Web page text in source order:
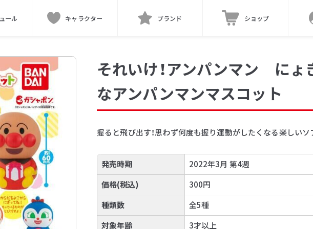
ール キャラクター ブランド ショップ
それいけ！アンパンマン にょ
なアンパンマンマスコット
握ると飛び出す！思わず何度も握り運動がしたくなる楽しい
発売時期
2022年3月 第4週
価格(税込)
300円
種類数
全5種
対象年齢
3才以上